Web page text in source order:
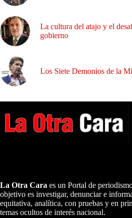
La cultura del atajo y el
gobierno
Los Siete Demonios de la
La Otra Cara es un Portal de
objetivo es investigar, denunciar e
equitativa, analítica, con pruebas y en
temas ocultos de interés nacional.